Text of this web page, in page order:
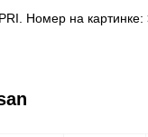
Номер на картинке: